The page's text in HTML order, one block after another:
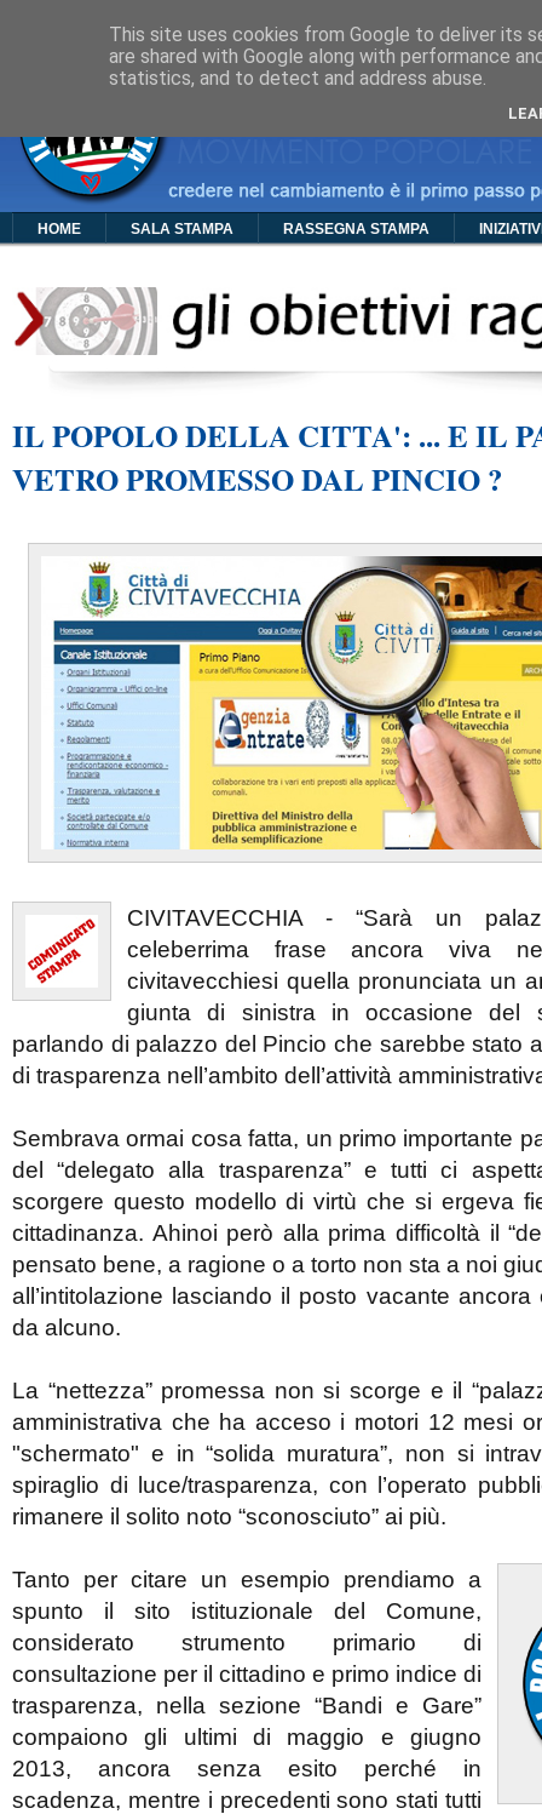
HOME SALA STAMPA RASSEGNA STAMPA
IL POPOLO DELLA CITTA': ... E IL
VETRO PROMESSO DAL PINCIO ?
CIVITAVECCHIA - “Sarà un
celeberrima frase ancora viva
civitavecchiesi quella pronunciata un
giunta di sinistra in occasione del
parlando di palazzo del Pincio che sarebbe stato
di trasparenza nell’ambito dell’attività
Sembrava ormai cosa fatta, un primo importante
del “delegato alla trasparenza” e tutti ci
scorgere questo modello di virtù che si ergeva
cittadinanza. Ahinoi però alla prima difficoltà il
pensato bene, a ragione o a torto non sta a noi
all’intitolazione lasciando il posto vacante
da alcuno.
La “nettezza” promessa non si scorge e il
amministrativa che ha acceso i motori 12 mesi
"schermato" e in “solida muratura”, non si
spiraglio di luce/trasparenza, con l’operato
rimanere il solito noto “sconosciuto” ai più.
Tanto per citare un esempio prendiamo a
spunto il sito istituzionale del Comune,
considerato strumento primario di
consultazione per il cittadino e primo indice di
trasparenza, nella sezione “Bandi e Gare”
compaiono gli ultimi di maggio e giugno
2013, ancora senza esito perché in
scadenza, mentre i precedenti sono stati tutti
This site uses cookies from Google to deliver its
are shared with Google along with performance
statistics, and to detect and address abuse.